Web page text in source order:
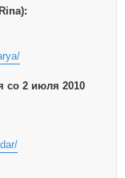
со 2 июля 2010